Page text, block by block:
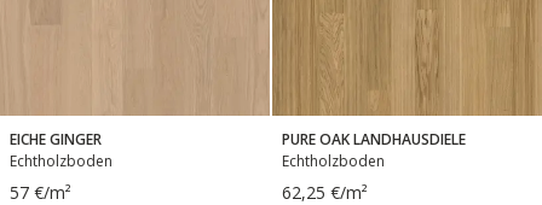
EICHE GINGER
Echtholzboden
57 €/m²
PURE OAK LANDHAUSDIELE
Echtholzboden
62,25 €/m²